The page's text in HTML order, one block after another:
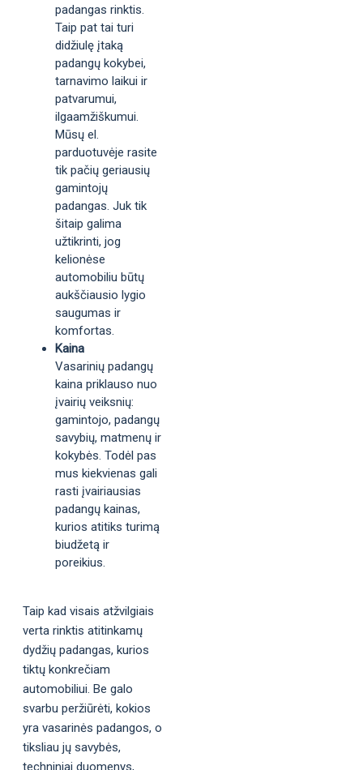
padangas rinktis.
Taip pat tai turi
didžiulę įtaką
padangų kokybei,
tarnavimo laikui ir
patvarumui,
ilgaamžiškumui.
Mūsų el.
parduotuvėje rasite
tik pačių geriausių
gamintojų
padangas. Juk tik
šitaip galima
užtikrinti, jog
kelionėse
automobiliu būtų
aukščiausio lygio
saugumas ir
komfortas.
Kaina
Vasarinių padangų
kaina priklauso nuo
įvairių veiksnių:
gamintojo, padangų
savybių, matmenų ir
kokybės. Todėl pas
mus kiekvienas gali
rasti įvairiausias
padangų kainas,
kurios atitiks turimą
biudžetą ir
poreikius.
Taip kad visais atžvilgiais
verta rinktis atitinkamų
dydžių padangas, kurios
tiktų konkrečiam
automobiliui. Be galo
svarbu peržiūrėti, kokios
yra vasarinės padangos, o
tiksliau jų savybės,
techniniai duomenys,